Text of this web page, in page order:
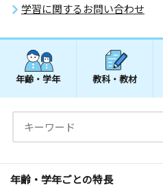
学習に関するお問い合わせ
年齢・学年 教科・教材
年齢・学年ごとの特長